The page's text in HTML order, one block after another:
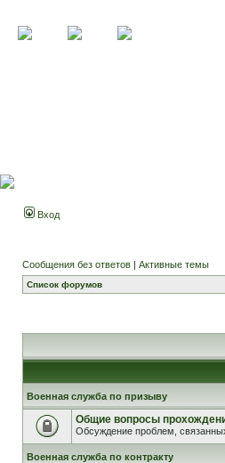
Вход
Сообщения без ответов | Активные темы
Список форумов
Военная служба по призыву
Общие вопросы
Обсуждение проблем,
Военная служба по контракту